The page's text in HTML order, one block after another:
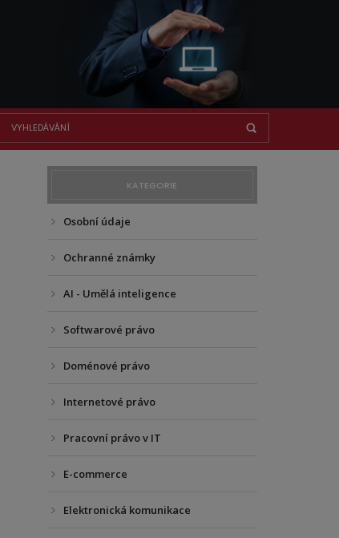
KATEGORIE
Osobní údaje
Ochranné známky
AI - Umělá inteligence
Softwarové právo
Doménové právo
Internetové právo
Pracovní právo v IT
E-commerce
Elektronická komunikace